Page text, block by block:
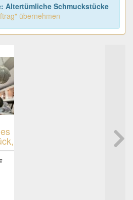
Altertümliche Schmuckstücke
übernehmen